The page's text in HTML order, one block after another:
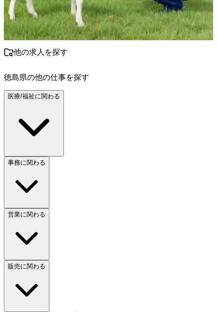
他の求人を探す
徳島県の他の仕事を探す
医療/福祉に関わる
事務に関わる
営業に関わる
販売に関わる